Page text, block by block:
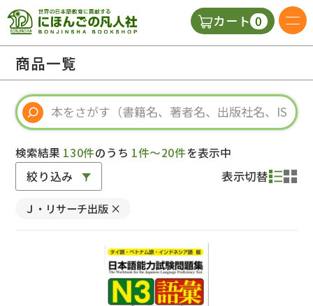
カート 0
視聴覚・補助教材
教師用参考書
商品一覧
検索結果 130件のうち 1件～20件を表示中
絞り込み 表示切替
Ｊ・リサーチ出版 ×